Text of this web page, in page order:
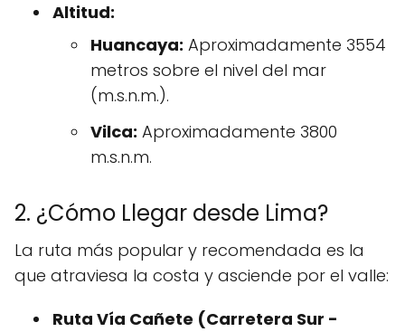
Altitud:
Huancaya: Aproximadamente 3554
metros sobre el nivel del mar
(m.s.n.m.).
Vilca: Aproximadamente 3800
m.s.n.m.
2. ¿Cómo Llegar desde Lima?
La ruta más popular y recomendada es la
que atraviesa la costa y asciende por el valle:
Ruta Vía Cañete (Carretera Sur -